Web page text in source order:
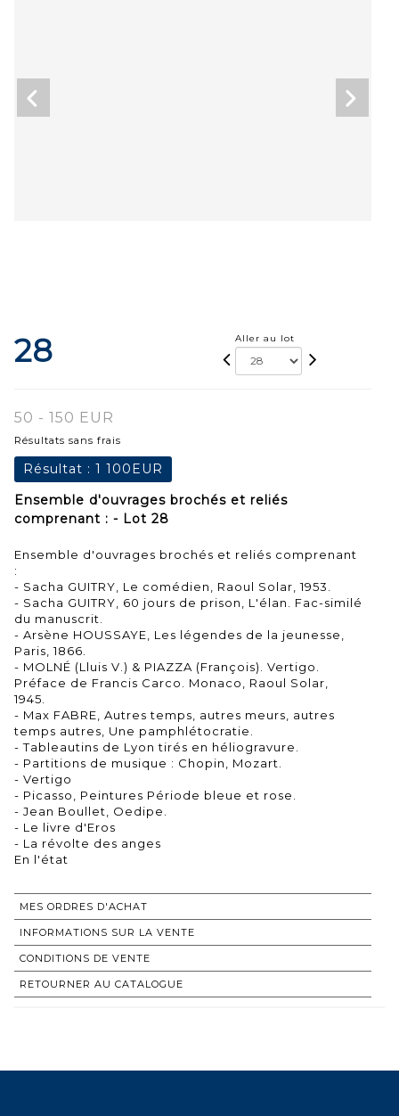
28 Aller au lot
50 - 150 EUR
Résultats sans frais
Résultat : 1 100EUR
Ensemble d'ouvrages brochés et reliés
comprenant : - Lot 28
Ensemble d'ouvrages brochés et reliés comprenant
:
- Sacha GUITRY, Le comédien, Raoul Solar, 1953.
- Sacha GUITRY, 60 jours de prison, L'élan. Fac-similé
du manuscrit.
- Arsène HOUSSAYE, Les légendes de la jeunesse,
Paris, 1866.
- MOLNÉ (Lluis V.) & PIAZZA (François). Vertigo.
Préface de Francis Carco. Monaco, Raoul Solar,
1945.
- Max FABRE, Autres temps, autres meurs, autres
temps autres, Une pamphlétocratie.
- Tableautins de Lyon tirés en héliogravure.
- Partitions de musique : Chopin, Mozart.
- Vertigo
- Picasso, Peintures Période bleue et rose.
- Jean Boullet, Oedipe.
- Le livre d'Eros
- La révolte des anges
En l'état
MES ORDRES D'ACHAT
INFORMATIONS SUR LA VENTE
CONDITIONS DE VENTE
RETOURNER AU CATALOGUE